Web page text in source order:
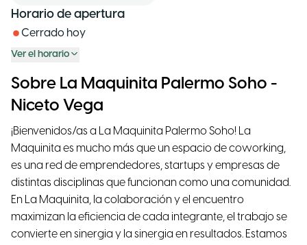
Horario de apertura
Cerrado hoy
Ver el horario
Sobre La Maquinita Palermo Soho -
Niceto Vega
¡Bienvenidos/as a La Maquinita Palermo Soho! La
Maquinita es mucho más que un espacio de coworking,
es una red de emprendedores, startups y empresas de
distintas disciplinas que funcionan como una comunidad.
En La Maquinita, la colaboración y el encuentro
maximizan la eficiencia de cada integrante, el trabajo se
convierte en sinergia y la sinergia en resultados. Estamos